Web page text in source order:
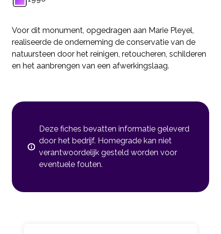
Voor dit monument, opgedragen aan Marie Pleyel,
realiseerde de onderneming de conservatie van de
natuursteen door het reinigen, retoucheren, schilderen
en het aanbrengen van een afwerkingslaag.
Deze fiches bevatten informatie geleverd
door het bedrijf. Homegrade kan niet
verantwoordelijk gesteld worden voor
eventuele fouten.